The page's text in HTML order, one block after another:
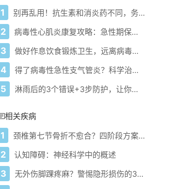
管理是关键！
1 别再乱用！抗生素和消炎药不同，务必科学用药！
2 病毒性心肌炎康复攻略：急性期保命，日常保养，长期防复发！
3 做好作息饮食锻炼卫生，远离病毒性脑膜炎！
4 得了病毒性急性支气管炎？科学治疗管理建议请收好！
5 淋雨后的3个错误+3步防护，让你远离脑膜炎！
相关疾病
1 颈椎第七节骨折不愈合？四阶段方案缓解疼痛恢复活动！
2 认知障碍：神经科学中的概述
3 无外伤脚踝疼麻？警惕隐形损伤的3大原因